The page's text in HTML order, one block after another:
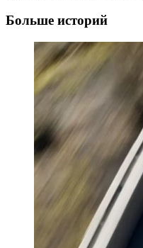
Больше историй